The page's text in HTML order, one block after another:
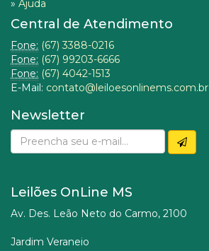
» Ajuda
Central de Atendimento
Fone: (67) 3388-0216
Fone: (67) 99203-6666
Fone: (67) 4042-1513
E-Mail: contato@leiloesonlinems.com.br
Newsletter
Leilões OnLine MS
Av. Des. Leão Neto do Carmo, 2100
Jardim Veraneio